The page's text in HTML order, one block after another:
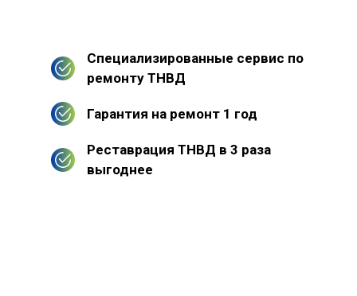
Специализированные сервис по
ремонту ТНВД
Гарантия на ремонт 1 год
Реставрация ТНВД в 3 раза
выгоднее